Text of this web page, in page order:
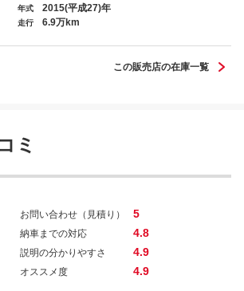
ワゴンＲ ハイブリッドＦＸ
ステ
年式 2015(平成27)年
走行 6.9万km
この販売店の在庫一覧
ミ
お問い合わせ（見積り） 5
納車までの対応 4.8
説明の分かりやすさ 4.9
オススメ度 4.9